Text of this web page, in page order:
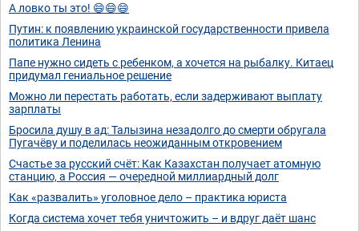
А ловко ты это! 😄😄😄
Путин: к появлению украинской государственности привела
политика Ленина
Папе нужно сидеть с ребенком, а хочется на рыбалку. Китаец
придумал гениальное решение
Можно ли перестать работать, если задерживают выплату
зарплаты
Бросила душу в ад: Талызина незадолго до смерти обругала
Пугачёву и поделилась неожиданным откровением
Счастье за русский счёт: Как Казахстан получает атомную
станцию, а Россия — очередной миллиардный долг
Как «развалить» уголовное дело – практика юриста
Когда система хочет тебя уничтожить – и вдруг даёт шанс